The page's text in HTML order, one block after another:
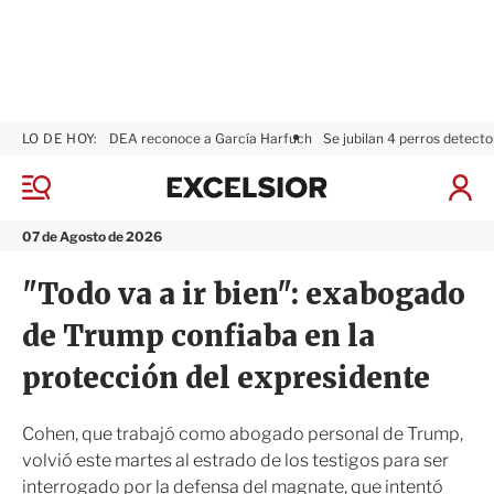
M
n
07 de Agosto de 2026
LO DE HOY: DEA reconoce a García Harfuch Se jubilan 4 perros
I
a
n
x
i
r
"Todo va a ir bien": exabogado
de Trump confiaba en la
protección del expresidente
Cohen, que trabajó como abogado personal de Trump,
volvió este martes al estrado de los testigos para ser
interrogado por la defensa del magnate, que intentó